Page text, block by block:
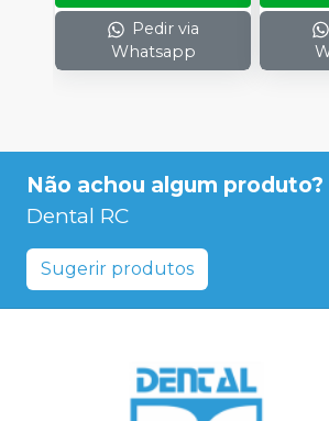
Pedir via
Whatsapp
Não achou algum produto?
Dental RC
Sugerir produtos